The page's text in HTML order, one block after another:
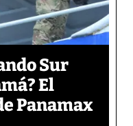
Sur
El
Panamax